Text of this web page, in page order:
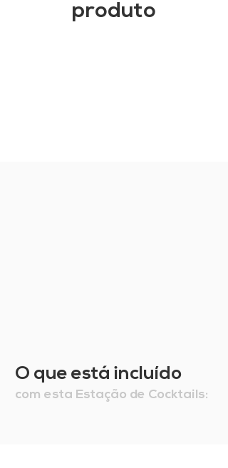
produto
O que está incluído
com esta Estação de Cocktails: